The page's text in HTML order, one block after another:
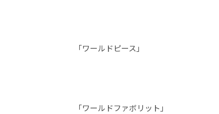
「ワールドピース」
「ワールドファボリット」